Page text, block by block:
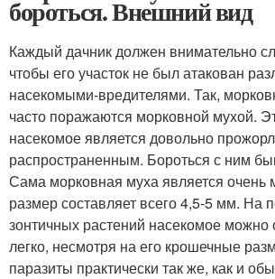
бороться. Внешний вид
Каждый дачник должен внимательно
чтобы его участок не был атакован
насекомыми-вредителями. Так,
часто поражаются морковной мухой.
насекомое является довольно
распространенным. Бороться с ним
Сама морковная муха является очень
размер составляет всего 4,5-5 мм. На
зонтичных растений насекомое можно
легко, несмотря на его крошечные
паразиты практически так же, как и